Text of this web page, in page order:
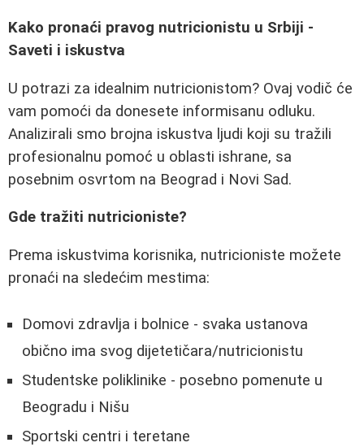
Kako pronaći pravog nutricionistu u Srbiji -
Saveti i iskustva
U potrazi za idealnim nutricionistom? Ovaj vodič će
vam pomoći da donesete informisanu odluku.
Analizirali smo brojna iskustva ljudi koji su tražili
profesionalnu pomoć u oblasti ishrane, sa
posebnim osvrtom na Beograd i Novi Sad.
Gde tražiti nutricioniste?
Prema iskustvima korisnika, nutricioniste možete
pronaći na sledećim mestima:
Domovi zdravlja i bolnice - svaka ustanova
obično ima svog dijetetičara/nutricionistu
Studentske poliklinike - posebno pomenute u
Beogradu i Nišu
Sportski centri i teretane